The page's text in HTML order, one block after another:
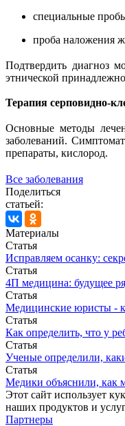
специальные
проба наложения
Подтвердить диагноз
этнической
Терапия серповидно-
Основные методы
заболеваний.
препараты, кислород.
Все заболевания
Поделиться
статьей:
Материалы
Статья
Исправляем осанку:
Статья
4П медицина: будущее
Статья
Медицинские юристы -
Статья
Как определить, что у
Статья
Ученые определили,
Статья
Медики объяснили, как
Этот сайт использует
наших продуктов и
Партнеры